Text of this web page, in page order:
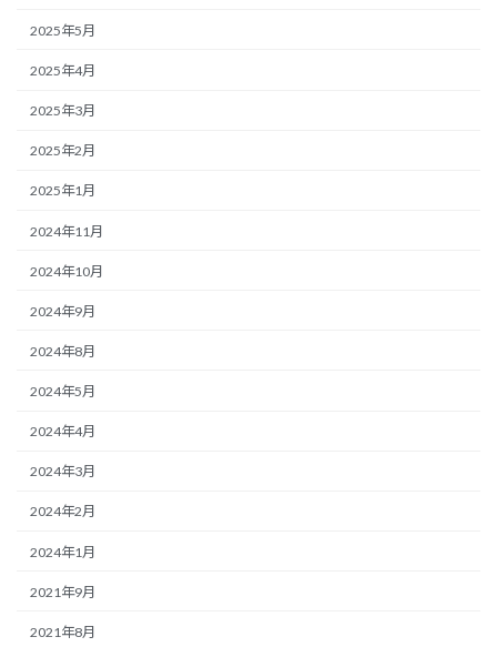
2025年5月
2025年4月
2025年3月
2025年2月
2025年1月
2024年11月
2024年10月
2024年9月
2024年8月
2024年5月
2024年4月
2024年3月
2024年2月
2024年1月
2021年9月
2021年8月